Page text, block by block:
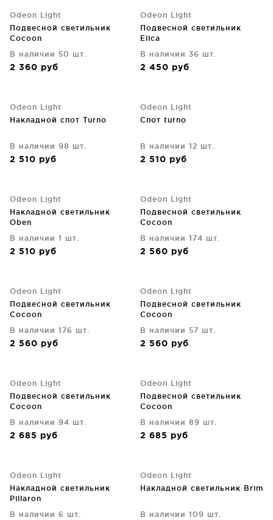
Odeon Light
Подвесной светильник
Cocoon
В наличии 50 шт.
2 360 руб
Odeon Light
Подвесной светильник
Elica
В наличии 36 шт.
2 450 руб
Odeon Light
Накладной спот Turno
В наличии 98 шт.
2 510 руб
Odeon Light
Спот turno
В наличии 12 шт.
2 510 руб
Odeon Light
Накладной светильник
Oben
В наличии 1 шт.
2 510 руб
Odeon Light
Подвесной светильник
Cocoon
В наличии 174 шт.
2 560 руб
Odeon Light
Подвесной светильник
Cocoon
В наличии 176 шт.
2 560 руб
Odeon Light
Подвесной светильник
Cocoon
В наличии 57 шт.
2 560 руб
Odeon Light
Подвесной светильник
Cocoon
В наличии 94 шт.
2 685 руб
Odeon Light
Подвесной светильник
Cocoon
В наличии 89 шт.
2 685 руб
Odeon Light
Накладной светильник
Pillaron
В наличии 6 шт.
Odeon Light
Накладной светильник Brim
В наличии 109 шт.